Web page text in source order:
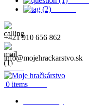
+421 910 656 862
info@mojehrackarstvo.sk
Menu
0 items